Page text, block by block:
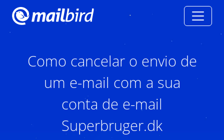
Como cancelar o envio de
um e-mail com a sua
conta de e-mail
Superbruger.dk